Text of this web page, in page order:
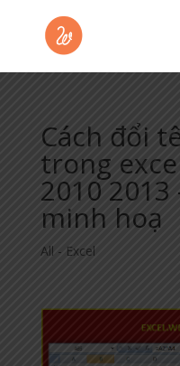
Cách đổi
trong
2010
minh hoạ
All - Excel